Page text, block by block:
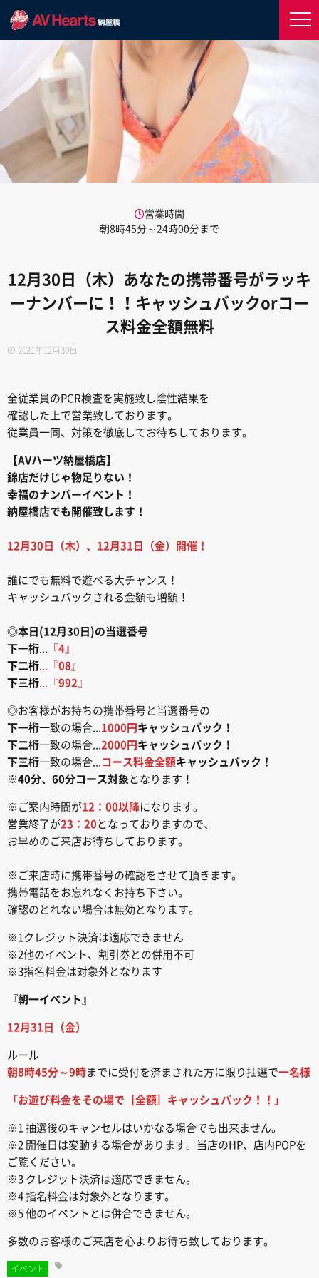
営業時間
朝8時45分～24時00分まで
12月30日（木）あなたの携帯番号がラッキ
ーナンバーに！！キャッシュバックorコー
ス料金全額無料
2021年12月30日
全従業員のPCR検査を実施致し陰性結果を
確認した上で営業致しております。
従業員一同、対策を徹底してお待ちしております。
【AVハーツ納屋橋店】
錦店だけじゃ物足りない！
幸福のナンバーイベント！
納屋橋店でも開催致します！
12月30日（木）、12月31日（金）開催！
誰にでも無料で遊べる大チャンス！
キャッシュバックされる金額も増額！
◎本日(12月30日)の当選番号
下一桁... 『4 』
下二桁...『08 』
下三桁...『992 』
◎お客様がお持ちの携帯番号と当選番号の
下一桁一致の場合...1000円 キャッシュバック！
下二桁一致の場合...2000円 キャッシュバック！
下三桁一致の場合... コース料金全額キャッシュバック！
※40分、60分コース対象 となります！
※ご案内時間が12：00以降になります。
営業終了が23：20となっておりますので、
お早めのご来店お待ちしております。
※ご来店時に携帯番号の確認をさせて頂きます。
携帯電話をお忘れなくお持ち下さい。
確認のとれない場合は無効となります。
※1クレジット決済は適応できません
※2他のイベント、割引券との併用不可
※3指名料金は対象外となります
『朝一イベント 』
12月31日（金）
ルール
朝8時45分～9時までに受付を済まされた方に限り抽選で一名様
「お遊び料金をその場で［全額］キャッシュバック！！」
※1 抽選後のキャンセルはいかなる場合でも出来ません。
※2 開催日は変動する場合があります。当店のHP、店内POPを
ご覧ください。
※3 クレジット決済は適応できません。
※4 指名料金は対象外となります。
※5 他のイベントとは併合できません。
多数のお客様のご来店を心よりお待ち致しております。
イベント